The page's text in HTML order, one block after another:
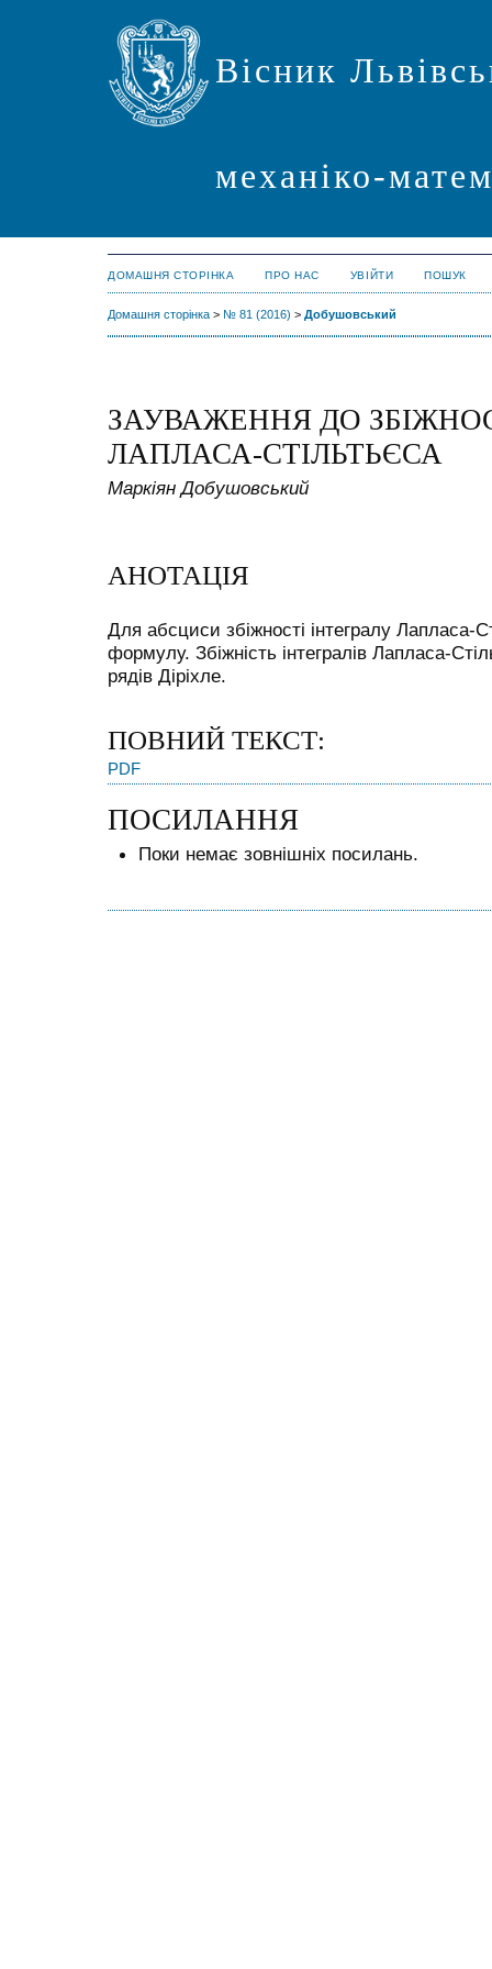
Вісник
механіко-
ДОМАШНЯ СТОРІНКА ПРО НАС УВІЙТИ ПОШУК
Домашня сторінка > № 81 (2016) > Добушовський
ЗАУВАЖЕННЯ ДО
ЛАПЛАСА-СТІЛЬТЬЄСА
Маркіян Добушовський
АНОТАЦІЯ
Для абсциси збіжності інтегралу Лапласа-
формулу. Збіжність інтегралів Лапласа-
рядів Діріхле.
ПОВНИЙ ТЕКСТ:
PDF
ПОСИЛАННЯ
Поки немає зовнішніх посилань.